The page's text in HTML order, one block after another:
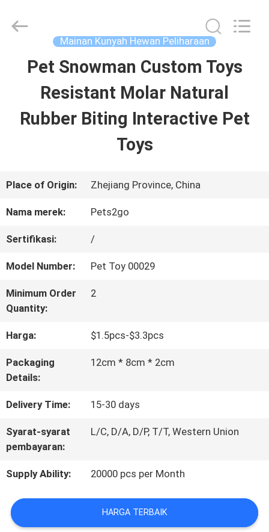
RUMAH
PRODUK
KAMI
HUBUNGI
KAMI
PERMINTAAN
BLOG/NEWS
SITEMAP
PRIVACY
Ningbo
Mainan Kunyah Hewan Peliharaan
Pet Snowman Custom Toys
Resistant Molar Natural
Rubber Biting Interactive Pet
Toys
Place of Origin: Zhejiang Province, China
Nama merek: Pets2go
Sertifikasi: /
Model Number: Pet Toy 00029
Minimum Order
Quantity:
2
Harga: $1.5pcs-$3.3pcs
Packaging
Details:
12cm * 8cm * 2cm
Delivery Time: 15-30 days
Syarat-syarat
pembayaran:
L/C, D/A, D/P, T/T, Western Union
Supply Ability: 20000 pcs per Month
HARGA TERBAIK